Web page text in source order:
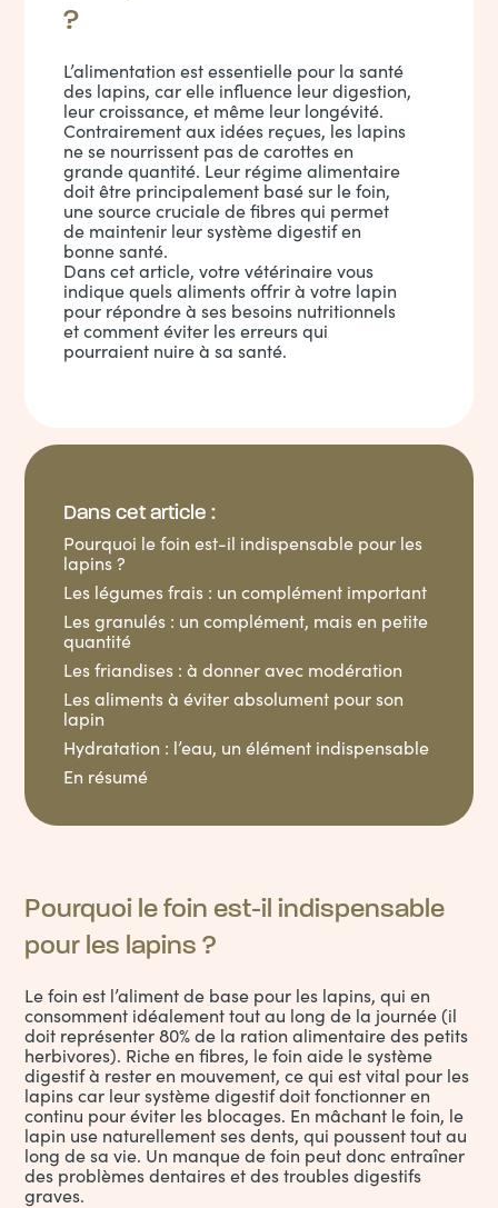
?
L’alimentation est essentielle pour la santé
des lapins, car elle influence leur digestion,
leur croissance, et même leur longévité.
Contrairement aux idées reçues, les lapins
ne se nourrissent pas de carottes en
grande quantité. Leur régime alimentaire
doit être principalement basé sur le foin,
une source cruciale de fibres qui permet
de maintenir leur système digestif en
bonne santé.
Dans cet article, votre vétérinaire vous
indique quels aliments offrir à votre lapin
pour répondre à ses besoins nutritionnels
et comment éviter les erreurs qui
pourraient nuire à sa santé.
Dans cet article :
Pourquoi le foin est-il indispensable pour les
lapins ?
Les légumes frais : un complément important
Les granulés : un complément, mais en petite
quantité
Les friandises : à donner avec modération
Les aliments à éviter absolument pour son
lapin
Hydratation : l’eau, un élément indispensable
En résumé
Pourquoi le foin est-il indispensable
pour les lapins ?
Le foin est l’aliment de base pour les lapins, qui en
consomment idéalement tout au long de la journée (il
doit représenter 80% de la ration alimentaire des petits
herbivores). Riche en fibres, le foin aide le système
digestif à rester en mouvement, ce qui est vital pour les
lapins car leur système digestif doit fonctionner en
continu pour éviter les blocages. En mâchant le foin, le
lapin use naturellement ses dents, qui poussent tout au
long de sa vie. Un manque de foin peut donc entraîner
des problèmes dentaires et des troubles digestifs
graves.